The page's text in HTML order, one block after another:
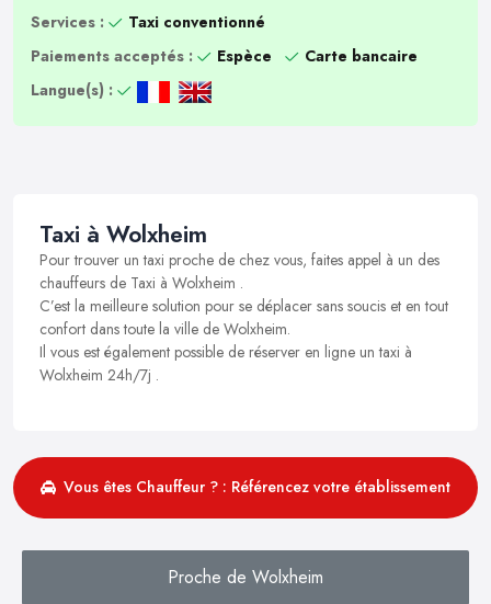
Services :
Taxi conventionné
Paiements acceptés :
Espèce
Carte bancaire
Langue(s) :
Taxi à Wolxheim
Pour trouver un taxi proche de chez vous, faites appel à un des
chauffeurs de Taxi à Wolxheim .
C’est la meilleure solution pour se déplacer sans soucis et en tout
confort dans toute la ville de Wolxheim.
Il vous est également possible de réserver en ligne un taxi à
Wolxheim 24h/7j .
Vous êtes Chauffeur ? : Référencez votre établissement
Proche de Wolxheim